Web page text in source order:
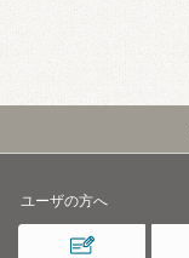
ユーザの方へ